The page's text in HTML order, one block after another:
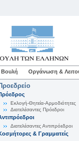
Οργάνωση &
Εκλογή-Θητεία-Αρμοδιότητες
Διατελέσαντες Πρόεδροι
Διατελέσαντες Αντιπρόεδροι
& Γραμματείς